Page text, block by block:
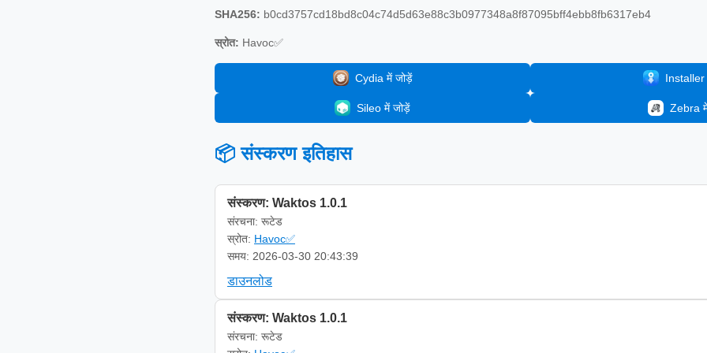
SHA256: b0cd3757cd18bd8c04c74d5d63e88c3b0977348a8f87095bff4ebb8fb6317eb4
स्रोत: Havoc✅
Cydia में जोड़ें Installer
Sileo में जोड़ें Zebra
📦 संस्करण इतिहास
संस्करण: Waktos 1.0.1
संरचना: रूटेड
स्रोत: Havoc✅
समय: 2026-03-30 20:43:39
डाउनलोड
संस्करण: Waktos 1.0.1
संरचना: रूटेड